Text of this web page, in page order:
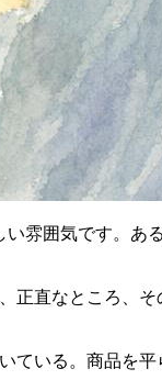
雰囲気です。あ
正直なところ、
ている。商品を